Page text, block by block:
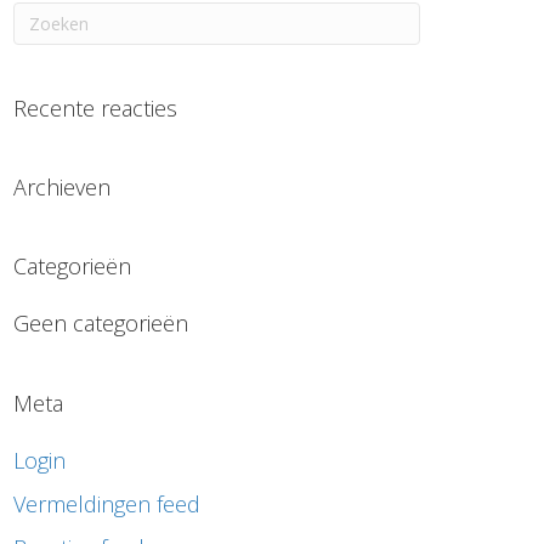
Recente reacties
Archieven
Categorieën
Geen categorieën
Meta
Login
Vermeldingen feed